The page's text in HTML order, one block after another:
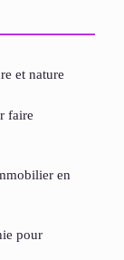
et nature
faire
en
pour